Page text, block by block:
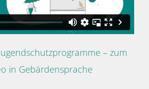
– zum
in Gebärdensprache